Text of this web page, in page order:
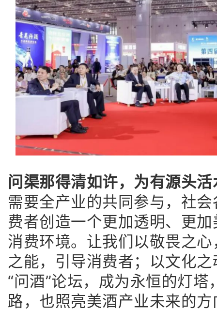
问渠那得清如许，为有源头活
需要全产业的共同参与，社
费者创造一个更加透明、更
消费环境。让我们以敬畏之
之能，引导消费者；以文化
“问酒”论坛，成为永恒的灯
路，也照亮美酒产业未来的方